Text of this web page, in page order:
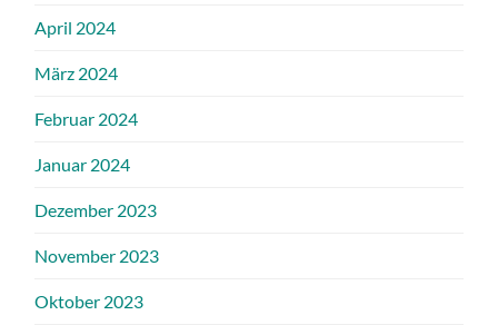
April 2024
März 2024
Februar 2024
Januar 2024
Dezember 2023
November 2023
Oktober 2023